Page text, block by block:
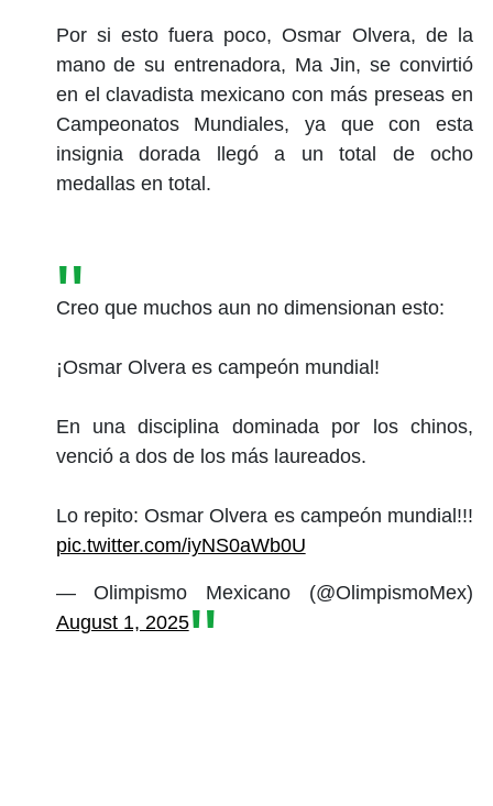
Por si esto fuera poco, Osmar Olvera, de la
mano de su entrenadora, Ma Jin, se convirtió
en el clavadista mexicano con más preseas en
Campeonatos Mundiales, ya que con esta
insignia dorada llegó a un total de ocho
medallas en total.
Creo que muchos aun no dimensionan esto:
¡Osmar Olvera es campeón mundial!
En una disciplina dominada por los chinos,
venció a dos de los más laureados.
Lo repito: Osmar Olvera es campeón mundial!!!
pic.twitter.com/iyNS0aWb0U
— Olimpismo Mexicano (@OlimpismoMex)
August 1, 2025